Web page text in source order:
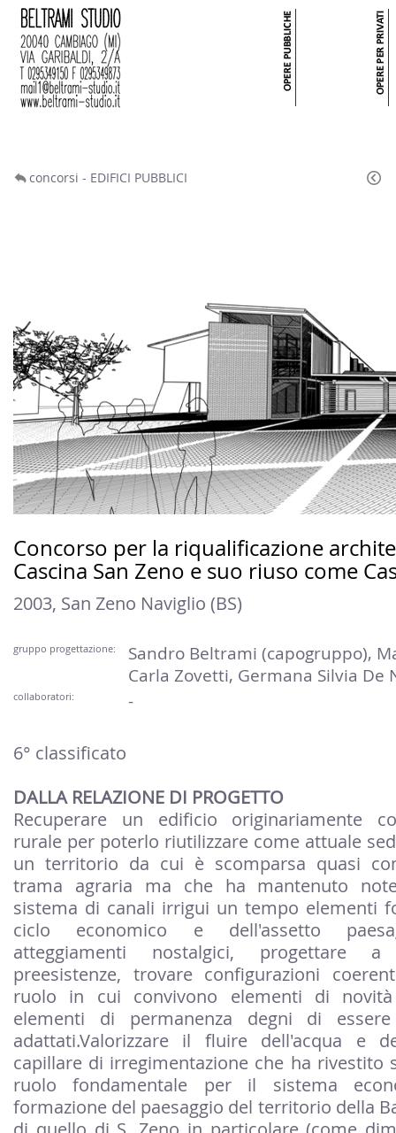
concorsi - EDIFICI PUBBLICI
Concorso per la riqualificazione
Cascina San Zeno e suo riuso come
2003, San Zeno Naviglio (BS)
gruppo progettazione:
Sandro Beltrami (capogruppo),
Carla Zovetti, Germana Silvia De
collaboratori: -
6° classificato
DALLA RELAZIONE DI PROGETTO
Recuperare un edificio originariamente
rurale per poterlo riutilizzare come attuale
un territorio da cui è scomparsa quasi
trama agraria ma che ha mantenuto
sistema di canali irrigui un tempo elementi
ciclo economico e dell'assetto
atteggiamenti nostalgici, progettare
preesistenze, trovare configurazioni
ruolo in cui convivono elementi di
elementi di permanenza degni di
adattati.Valorizzare il fluire dell'acqua e
capillare di irregimentazione che ha rivestito
ruolo fondamentale per il sistema
formazione del paesaggio del territorio della